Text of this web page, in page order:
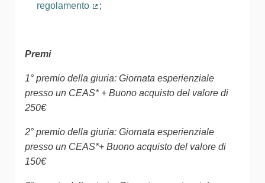
regolamento
;
Premi
1° premio della giuria: Giornata esperienziale
presso un CEAS* + Buono acquisto del valore di
250€
2° premio della giuria: Giornata esperienziale
presso un CEAS*+ Buono acquisto del valore di
150€